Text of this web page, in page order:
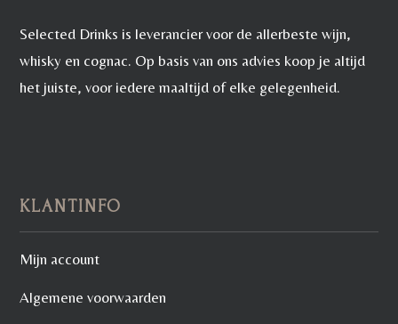
Selected Drinks is leverancier voor de allerbeste wijn,
whisky en cognac. Op basis van ons advies koop je altijd
het juiste, voor iedere maaltijd of elke gelegenheid.
KLANTINFO
Mijn account
Algemene voorwaarden